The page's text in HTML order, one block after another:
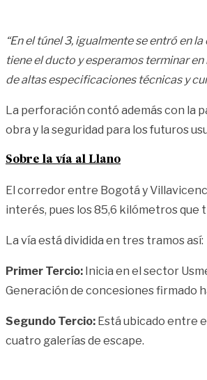
“En el túnel 3, igualmente se entró en
tiene el ducto y esperamos terminar
de altas especificaciones técnicas y
La perforación contó además con la
obra y la seguridad para los futuros
Sobre la vía al Llano
El corredor entre Bogotá y
interés, pues los 85,6 kilómetros que
La vía está dividida en tres tramos así:
Primer Tercio: Inicia en el sector
Generación de concesiones firmado
Segundo Tercio: Está ubicado entre
cuatro galerías de escape.